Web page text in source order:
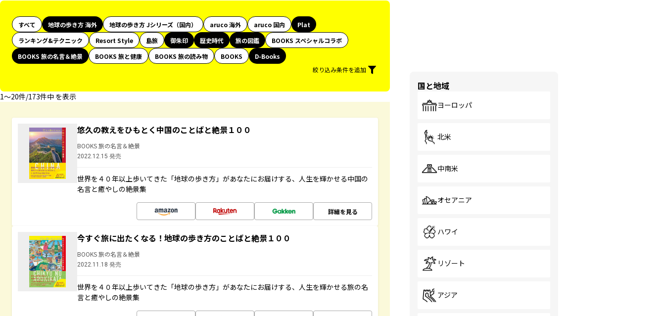
すべて 地球の歩き方 海外 地球の歩き方 Jシリーズ（国内） aruco 海外 aruco 国内
Plat
ランキング&テクニック
Resort Style 島旅 御朱印 歴史時代 旅の図鑑
BOOKS スペシャルコラボ
BOOKS 旅の名言＆絶景
BOOKS 旅と健康 BOOKS 旅の読み物 BOOKS
D-Books
絞り込み条件を追加
1〜20件/173件中 を表示
悠久の教えをひもとく中国のことばと絶景１００
BOOKS 旅の名言＆絶景
2022.12.15 発売
世界を４０年以上歩いてきた「地球の歩き方」があなたにお届けする、人生を輝かせる中国の
名言と癒やしの絶景集
詳細を見る
今すぐ旅に出たくなる！地球の歩き方のことばと絶景１００
BOOKS 旅の名言＆絶景
2022.11.18 発売
世界を４０年以上歩いてきた「地球の歩き方」があなたにお届けする、人生を輝かせる旅の名
言と癒やしの絶景集
国と地域
ヨーロッパ
北米
中南米
オセアニア
ハワイ
リゾート
アジア